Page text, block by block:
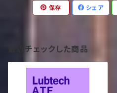
保存 シェア
最近チェックした商品